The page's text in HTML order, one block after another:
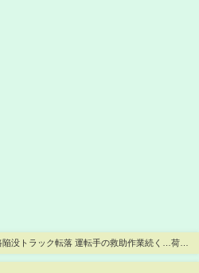
陥没トラック転落 運転手の救助作業続く…荷台
まし８ニュース】